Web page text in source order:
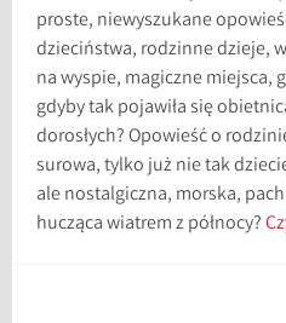
proste, niewyszukane
dzieciństwa, rodzinne dzieje,
na wyspie, magiczne miejsca,
gdyby tak pojawiła się
dorosłych? Opowieść o
surowa, tylko już nie tak
ale nostalgiczna, morska,
hucząca wiatrem z północy?